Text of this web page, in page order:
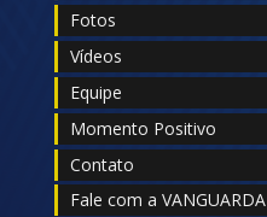
Fotos
Vídeos
Equipe
Momento Positivo
Contato
Fale com a VANGUARDA